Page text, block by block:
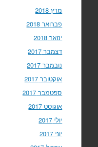
מרץ 2018
פברואר 2018
ינואר 2018
דצמבר 2017
נובמבר 2017
אוקטובר 2017
ספטמבר 2017
אוגוסט 2017
יולי 2017
יוני 2017